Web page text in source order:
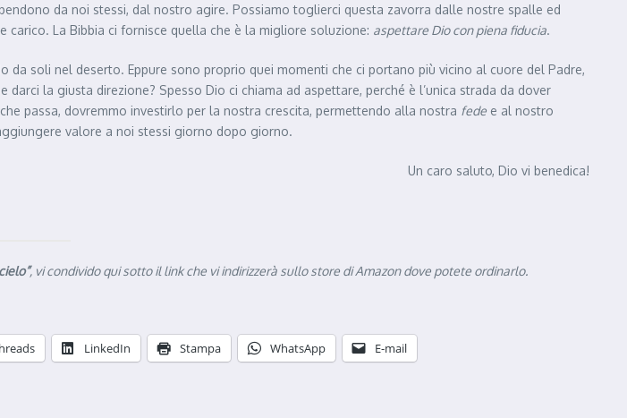
da noi stessi, dal nostro agire. Possiamo toglierci questa zavorra dalle nostre spalle ed
La Bibbia ci fornisce quella che è la migliore soluzione: aspettare Dio con piena fiducia.
soli nel deserto. Eppure sono proprio quei momenti che ci portano più vicino al cuore del Padre,
la giusta direzione? Spesso Dio ci chiama ad aspettare, perché è l’unica strada da dover
passa, dovremmo investirlo per la nostra crescita, permettendo alla nostra fede e al nostro
valore a noi stessi giorno dopo giorno.
Un caro saluto, Dio vi benedica!
, vi condivido qui sotto il link che vi indirizzerà sullo store di Amazon dove potete ordinarlo.
LinkedIn Stampa WhatsApp E-mail